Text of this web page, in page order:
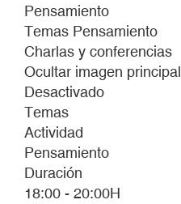
Pensamiento
Temas Pensamiento
Charlas y conferencias
Ocultar imagen principal
Desactivado
Temas
Actividad
Pensamiento
Duración
18:00 - 20:00H